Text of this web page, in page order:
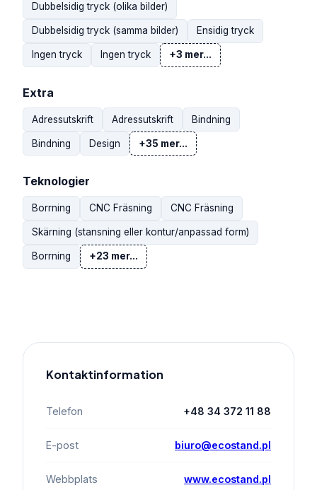
Dubbelsidig tryck (olika bilder)
Dubbelsidig tryck (samma bilder) Ensidig tryck
Ingen tryck Ingen tryck +3 mer...
Extra
Adressutskrift Adressutskrift Bindning
Bindning Design +35 mer...
Teknologier
Borrning CNC Fräsning CNC Fräsning
Skärning (stansning eller kontur/anpassad form)
Borrning +23 mer...
Kontaktinformation
Telefon +48 34 372 11 88
E-post biuro@ecostand.pl
Webbplats www.ecostand.pl